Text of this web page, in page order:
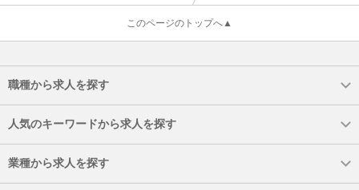
このページのトップへ▲
職種から求人を探す
人気のキーワードから求人を探す
業種から求人を探す